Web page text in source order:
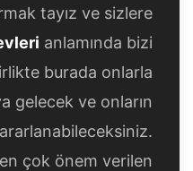
tayız ve sizlere
anlamında bizi
burada onlarla
gelecek ve onların
en çok önem verilen